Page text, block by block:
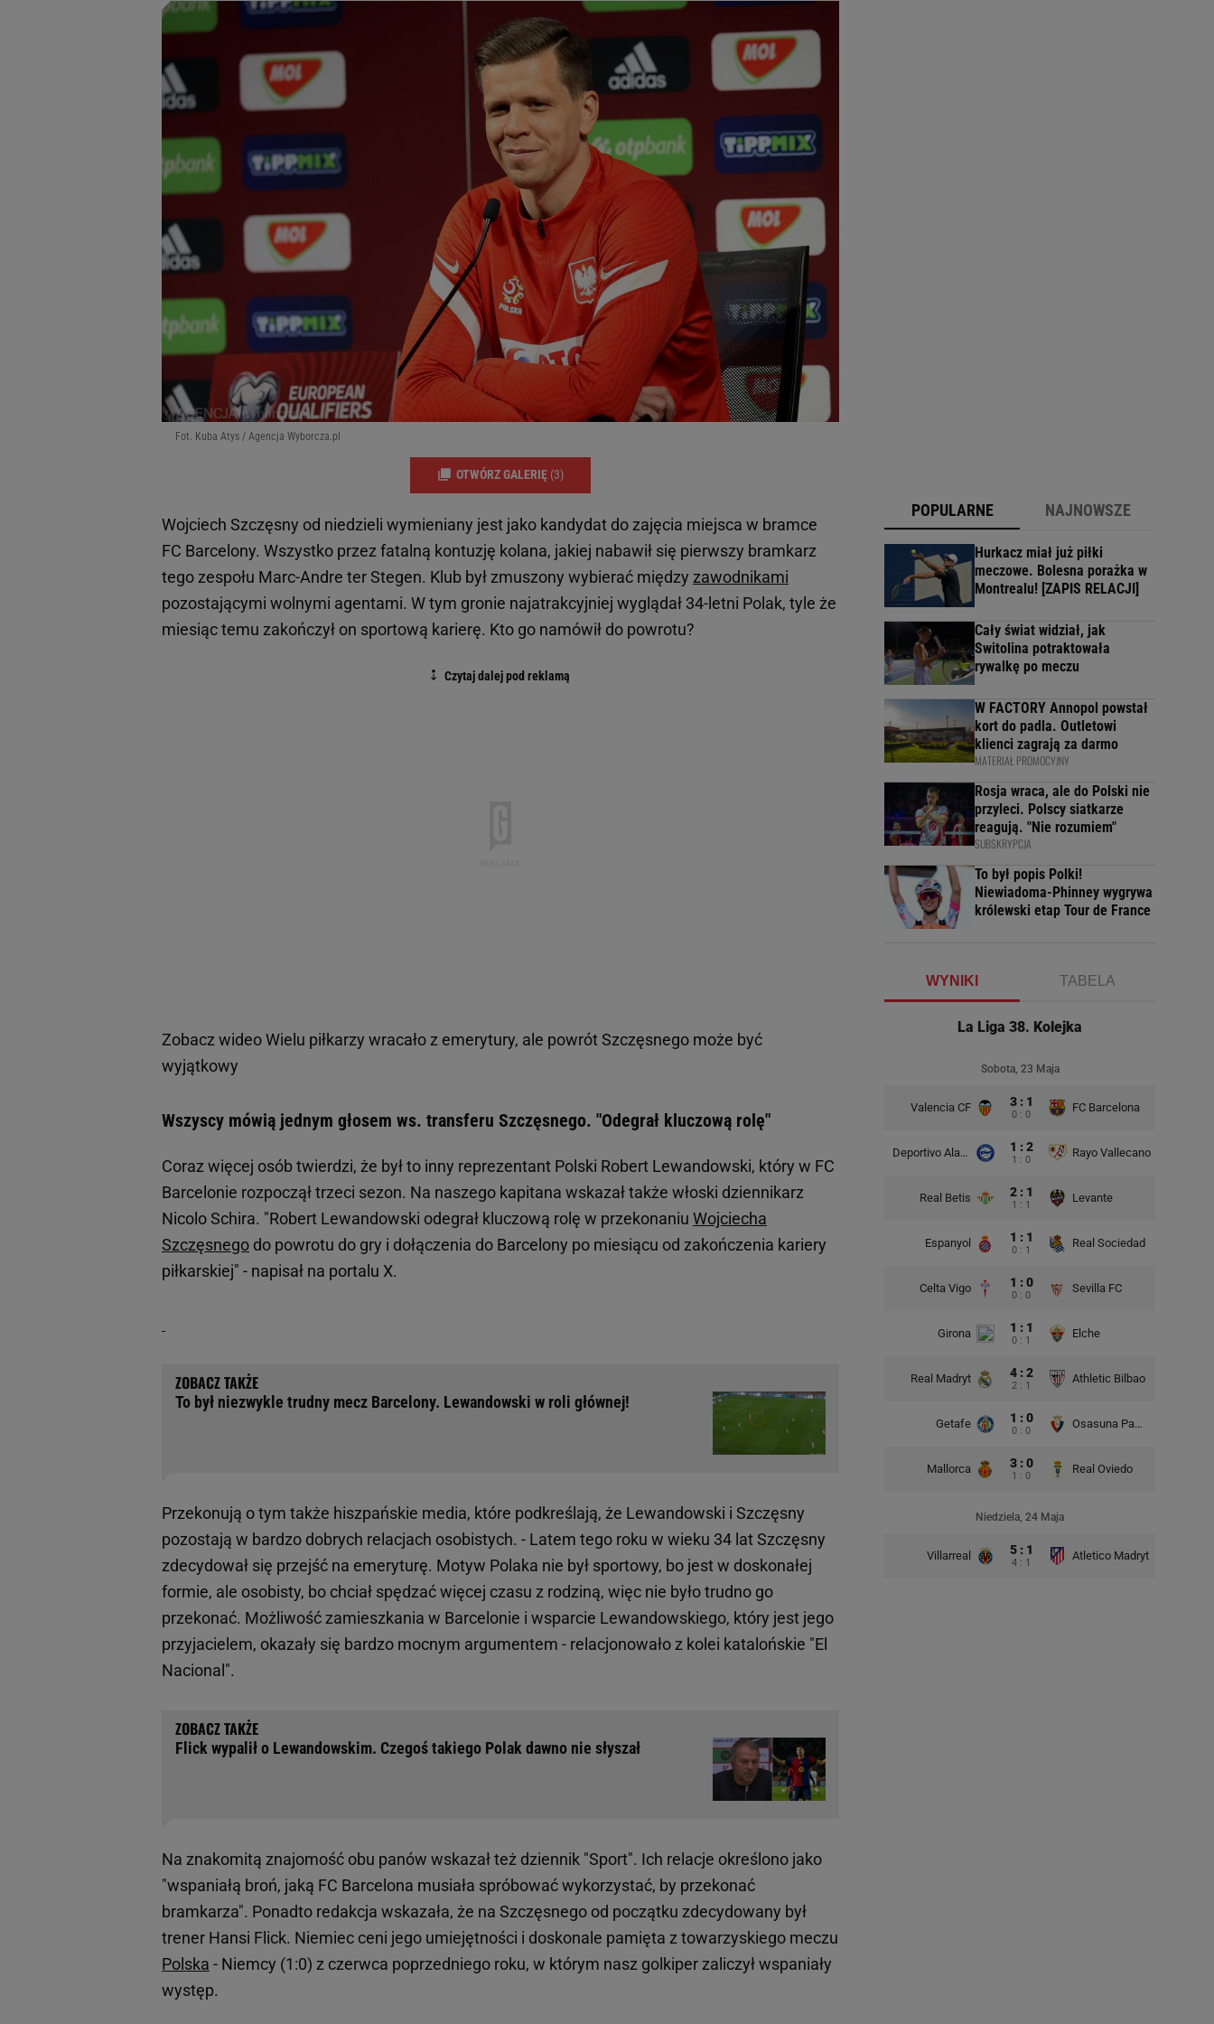
Fot. Kuba Atys / Agencja Wyborcza.pl
OTWÓRZ GALERIĘ (3)
Wojciech Szczęsny od niedzieli wymieniany jest jako kandydat do zajęcia miejsca w bramce
FC Barcelony. Wszystko przez fatalną kontuzję kolana, jakiej nabawił się pierwszy bramkarz
tego zespołu Marc-Andre ter Stegen. Klub był zmuszony wybierać między zawodnikami
pozostającymi wolnymi agentami. W tym gronie najatrakcyjniej wyglądał 34-letni Polak, tyle że
miesiąc temu zakończył on sportową karierę. Kto go namówił do powrotu?
Zobacz wideoWielu piłkarzy wracało z emerytury, ale powrót Szczęsnego może być
wyjątkowy
Wszyscy mówią jednym głosem ws. transferu Szczęsnego. "Odegrał kluczową rolę"
Coraz więcej osób twierdzi, że był to inny reprezentant Polski Robert Lewandowski, który w FC
Barcelonie rozpoczął trzeci sezon. Na naszego kapitana wskazał także włoski dziennikarz
Nicolo Schira. "Robert Lewandowski odegrał kluczową rolę w przekonaniu Wojciecha
Szczęsnego do powrotu do gry i dołączenia do Barcelony po miesiącu od zakończenia kariery
piłkarskiej" - napisał na portalu X.
To był niezwykle trudny mecz Barcelony. Lewandowski w roli głównej!
Przekonują o tym także hiszpańskie media, które podkreślają, że Lewandowski i Szczęsny
pozostają w bardzo dobrych relacjach osobistych. - Latem tego roku w wieku 34 lat Szczęsny
zdecydował się przejść na emeryturę. Motyw Polaka nie był sportowy, bo jest w doskonałej
formie, ale osobisty, bo chciał spędzać więcej czasu z rodziną, więc nie było trudno go
przekonać. Możliwość zamieszkania w Barcelonie i wsparcie Lewandowskiego, który jest jego
przyjacielem, okazały się bardzo mocnym argumentem - relacjonowało z kolei katalońskie "El
Nacional".
Flick wypalił o Lewandowskim. Czegoś takiego Polak dawno nie słyszał
Na znakomitą znajomość obu panów wskazał też dziennik "Sport". Ich relacje określono jako
"wspaniałą broń, jaką FC Barcelona musiała spróbować wykorzystać, by przekonać
bramkarza". Ponadto redakcja wskazała, że na Szczęsnego od początku zdecydowany był
trener Hansi Flick. Niemiec ceni jego umiejętności i doskonale pamięta z towarzyskiego meczu
Polska - Niemcy (1:0) z czerwca poprzedniego roku, w którym nasz golkiper zaliczył wspaniały
występ.
POPULARNE NAJNOWSZE
Hurkacz miał już piłki
meczowe. Bolesna porażka w
Montrealu! [ZAPIS RELACJI]
Cały świat widział, jak
Switolina potraktowała
rywalkę po meczu
W FACTORY Annopol powstał
kort do padla. Outletowi
klienci zagrają za darmo
MATERIAŁ PROMOCYJNY
Rosja wraca, ale do Polski nie
przyleci. Polscy siatkarze
reagują. "Nie rozumiem"
SUBSKRYPCJA
To był popis Polki!
Niewiadoma-Phinney wygrywa
królewski etap Tour de France
WYNIKI TABELA
La Liga 38. Kolejka
Sobota, 23 Maja
Valencia CF 3 : 1
0 : 0
FC Barcelona
Deportivo Alaves 1 : 2
1 : 0
Rayo Vallecano
Real Betis 2 : 1
1 : 1
Levante
Espanyol 1 : 1
0 : 1
Real Sociedad
Celta Vigo 1 : 0
0 : 0
Sevilla FC
Girona 1 : 1
0 : 1
Elche
Real Madryt 4 : 2
2 : 1
Athletic Bilbao
Getafe 1 : 0
0 : 0
Osasuna Pampeluna
Mallorca 3 : 0
1 : 0
Real Oviedo
Niedziela, 24 Maja
Villarreal 5 : 1
4 : 1
Atletico Madryt